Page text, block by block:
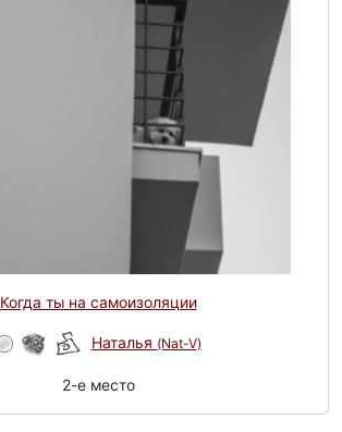
Когда ты на самоизоляции
Наталья (Nat-V)
2-e место